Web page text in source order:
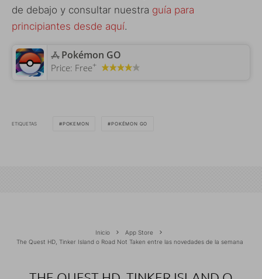
de debajo y consultar nuestra guía para
principiantes desde aquí.
‎Pokémon GO
Price: Free+
ETIQUETAS POKEMON POKÉMON GO
Inicio
App Store
The Quest HD, Tinker Island o Road Not Taken entre las novedades de la semana